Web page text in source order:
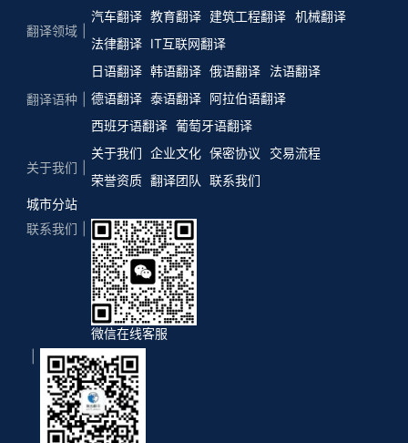
翻译领域
汽车翻译 教育翻译 建筑工程翻译 机械翻译
法律翻译
IT互联网翻译
翻译语种
日语翻译 韩语翻译 俄语翻译
法语翻译
德语翻译 泰语翻译 阿拉伯语翻译
西班牙语翻译 葡萄牙语翻译
关于我们
关于我们 企业文化 保密协议
交易流程
荣誉资质 翻译团队
联系我们
城市分站
联系我们
微信在线客服